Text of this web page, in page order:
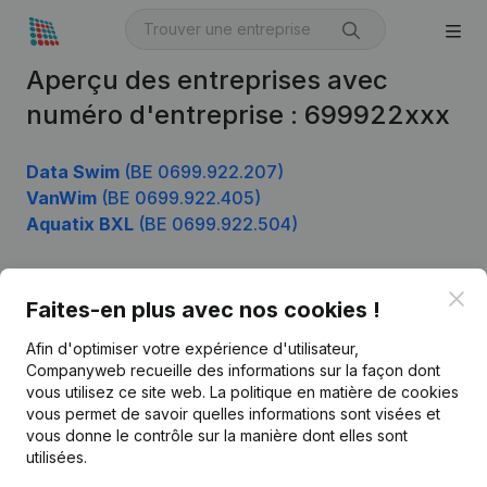
Aperçu des entreprises avec
numéro d'entreprise : 699922xxx
Data Swim (BE 0699.922.207)
VanWim (BE 0699.922.405)
Aquatix BXL (BE 0699.922.504)
Faites-en plus avec nos cookies !
Afin d'optimiser votre expérience d'utilisateur,
Companyweb recueille des informations sur la façon dont
vous utilisez ce site web. La politique en matière de cookies
vous permet de savoir quelles informations sont visées et
vous donne le contrôle sur la manière dont elles sont
utilisées.
Français
Kantorenpark Everest
Produit
Informations d’entreprise
Monitoring
Recherche internationale